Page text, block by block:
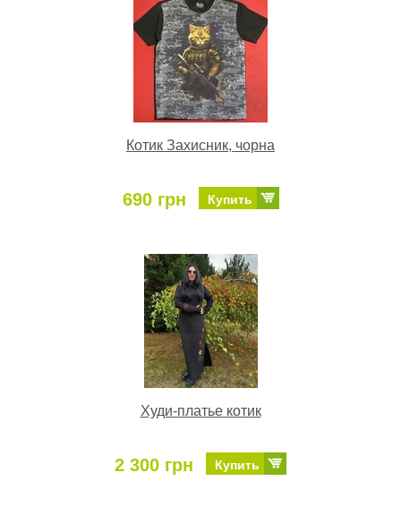
Котик Захисник, чорна
690 грн Купить
Худи-платье котик
2 300 грн Купить